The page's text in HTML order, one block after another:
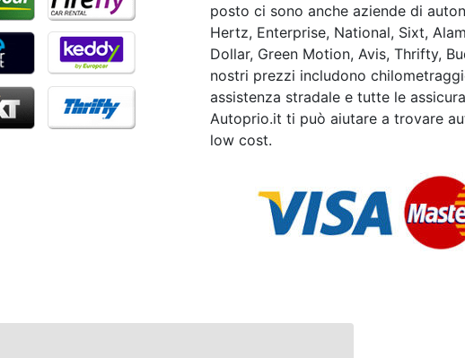
posto ci sono anche aziende di
Hertz, Enterprise, National, Sixt,
Dollar, Green Motion, Avis, Thrifty,
nostri prezzi includono
assistenza stradale e tutte le
Autoprio.it ti può aiutare a trovare
low cost.